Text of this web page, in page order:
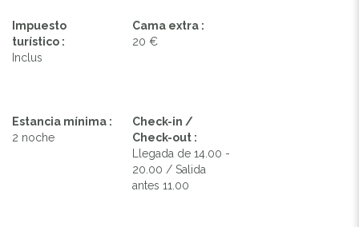
Impuesto
turístico :
Inclus
Cama extra :
20 €
Estancia mínima :
2 noche
Check-in /
Check-out :
Llegada de 14.00 -
20.00 / Salida
antes 11.00